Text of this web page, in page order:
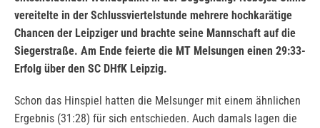
vereitelte in der Schlussviertelstunde mehrere hochkarätige
Chancen der Leipziger und brachte seine Mannschaft auf die
Siegerstraße. Am Ende feierte die MT Melsungen einen 29:33-
Erfolg über den SC DHfK Leipzig.
Schon das Hinspiel hatten die Melsunger mit einem ähnlichen
Ergebnis (31:28) für sich entschieden. Auch damals lagen die